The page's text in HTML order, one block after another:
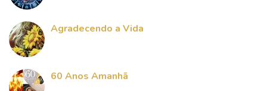
Agradecendo a Vida
60 Anos Amanhã